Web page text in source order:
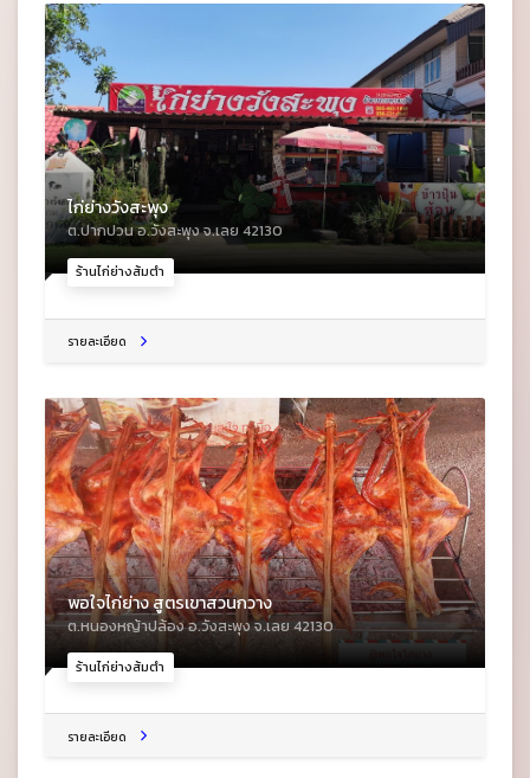
ร้านไก่ย่างส้มตำ
ไก่ย่างวังสะพุง
ต.ปากปวน อ.วังสะพุง จ.เลย 42130
รายละเอียด
ร้านไก่ย่างส้มตำ
พอใจไก่ย่าง สูตรเขาสวนกวาง
ต.หนองหญ้าปล้อง อ.วังสะพุง จ.เลย 42130
รายละเอียด